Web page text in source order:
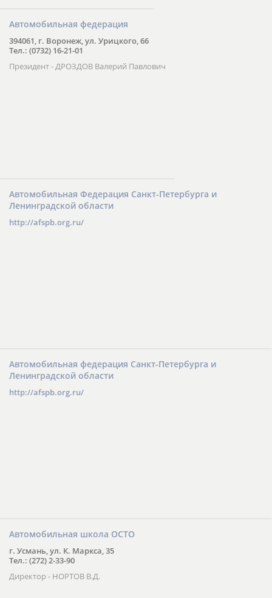
Автомобильная федерация
394061, г. Воронеж, ул. Урицкого, 66
Тел.: (0732) 16-21-01
Президент - ДРОЗДОВ Валерий Павлович
Автомобильная Федерация Санкт-Петербурга и
Ленинградской области
http://afspb.org.ru/
Автомобильная федерация Санкт-Петербурга и
Ленинградской области
http://afspb.org.ru/
Автомобильная школа ОСТО
г. Усмань, ул. К. Маркса, 35
Тел.: (272) 2-33-90
Директор - НОРТОВ В.Д.